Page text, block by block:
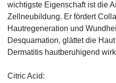
wichtigste Eigenschaft ist die
Zellneubildung. Er fördert
Hautregeneration und
Desquamation, glättet die
Dermatitis hautberuhigend
Citric Acid: